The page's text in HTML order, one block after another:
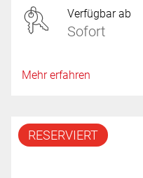
Verfügbar ab
Sofort
Mehr erfahren
RESERVIERT